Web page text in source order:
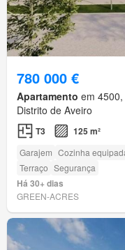
780 000 €
Apartamento em
Distrito de Aveiro
T3 125 m²
Garajem Cozinha
Terraço Segurança
Há 30+ dias
GREEN-ACRES